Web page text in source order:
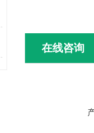
在线咨询